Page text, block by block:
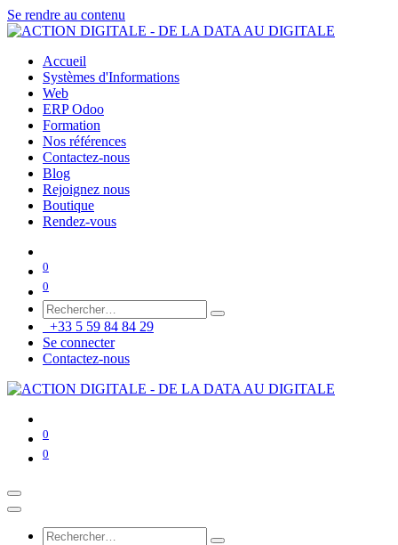
Se rendre au contenu
Accueil
Systèmes d'Informations
Web
ERP Odoo
Formation
Nos références
Contactez-nous
Blog
Rejoignez nous
Boutique
Rendez-vous
0
0
+33 5 59 84 84 29
Se connecter
Contactez-nous
0
0